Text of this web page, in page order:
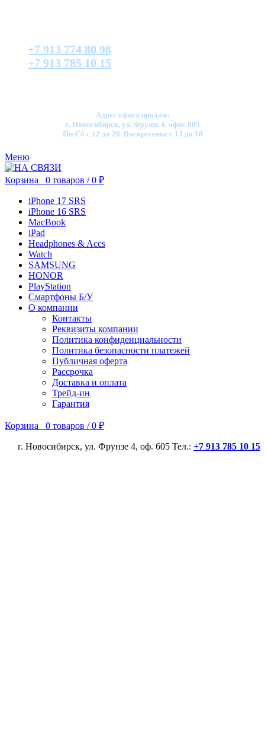
+7 913 774 80 98
+7 913 785 10 15
Адрес офиса продаж:
г. Новосибирск, ул. Фрунзе 4, офис 805
Пн-Сб с 12 до 20 Воскресенье с 13 до 18
Меню
Корзина 0 товаров / 0 ₽
iPhone 17 SRS
iPhone 16 SRS
MacBook
iPad
Headphones & Accs
Watch
SAMSUNG
HONOR
PlayStation
Смартфоны Б/У
О компании
Контакты
Реквизиты компании
Политика конфиденциальности
Политика безопасности платежей
Публичная оферта
Рассрочка
Доставка и оплата
Трейд-ин
Гарантия
Корзина 0 товаров / 0 ₽
г. Новосибирск, ул. Фрунзе 4, оф. 605 Тел.: +7 913 785 10 15